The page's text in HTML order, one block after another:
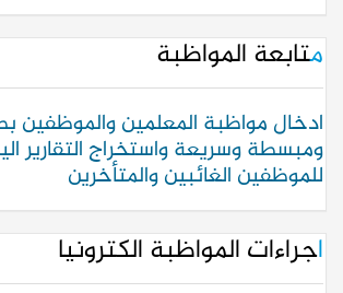
متابعة المواظبة
ادخال مواظبة المعلمين والموظفين
ومبسطة وسريعة واستخراج التقارير
للموظفين الغائبين والمتأخرين
اجراءات المواظبة الكترونيا